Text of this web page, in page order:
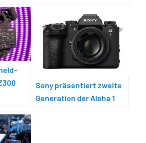
Sony präsentiert zweite
Generation der Alpha 1